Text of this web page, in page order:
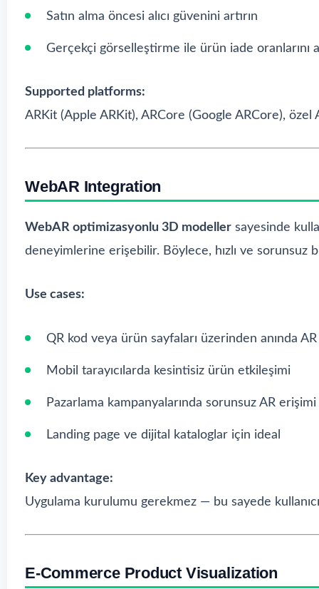
Satın alma öncesi alıcı güvenini artırın
Gerçekçi görselleştirme ile ürün iade oranlarını
Supported platforms:
ARKit (Apple ARKit), ARCore (Google ARCore), özel
WebAR Integration
WebAR optimizasyonlu 3D modeller sayesinde
deneyimlerine erişebilir. Böylece, hızlı ve sorunsuz
Use cases:
QR kod veya ürün sayfaları üzerinden anında
Mobil tarayıcılarda kesintisiz ürün etkileşimi
Pazarlama kampanyalarında sorunsuz AR erişimi
Landing page ve dijital kataloglar için ideal
Key advantage:
Uygulama kurulumu gerekmez — bu sayede
E-Commerce Product Visualization